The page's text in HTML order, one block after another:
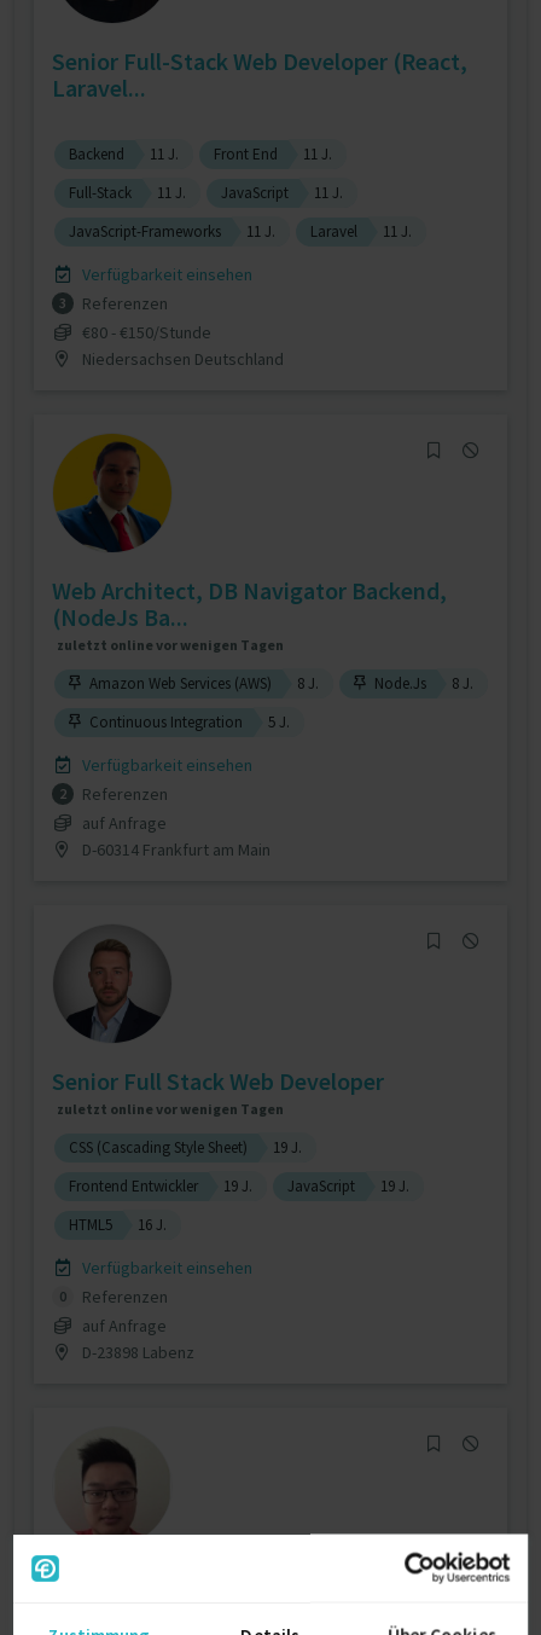
Senior Full-Stack Web Developer (React,
Laravel...
Backend 11 J. Front End
11 J.
Full-Stack
11 J. JavaScript
11 J.
JavaScript-Frameworks
11 J. Laravel 11 J.
Verfügbarkeit einsehen
3
Referenzen
€80 - €150/Stunde
Niedersachsen Deutschland
Web Architect, DB Navigator Backend,
(NodeJs Ba...
zuletzt online vor wenigen Tagen
Amazon Web Services (AWS) 8 J. Node.Js
8 J.
Continuous Integration
5 J.
Verfügbarkeit einsehen
2
Referenzen
auf Anfrage
D-60314 Frankfurt am Main
Senior Full Stack Web Developer
zuletzt online vor wenigen Tagen
CSS (Cascading Style Sheet)
19 J.
Frontend Entwickler
19 J. JavaScript
19 J.
HTML5
16 J.
Verfügbarkeit einsehen
0
Referenzen
auf Anfrage
D-23898 Labenz
Web- / Appentwicklung